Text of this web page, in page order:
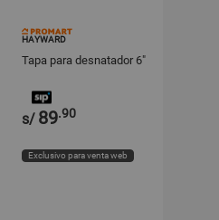
HAYWARD
Tapa para desnatador 6"
s/ 89.90
Exclusivo para venta web